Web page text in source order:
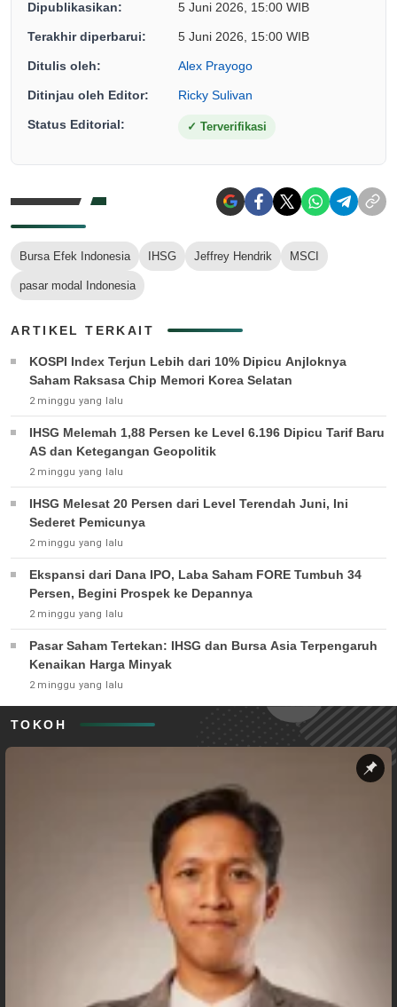
Dipublikasikan: 5 Juni 2026, 15:00 WIB
Terakhir diperbarui: 5 Juni 2026, 15:00 WIB
Ditulis oleh: Alex Prayogo
Ditinjau oleh Editor: Ricky Sulivan
Status Editorial: ✓ Terverifikasi
Bursa Efek Indonesia IHSG Jeffrey Hendrik MSCI
pasar modal Indonesia
ARTIKEL TERKAIT
KOSPI Index Terjun Lebih dari 10% Dipicu Anjloknya
Saham Raksasa Chip Memori Korea Selatan
2 minggu yang lalu
IHSG Melemah 1,88 Persen ke Level 6.196 Dipicu Tarif Baru
AS dan Ketegangan Geopolitik
2 minggu yang lalu
IHSG Melesat 20 Persen dari Level Terendah Juni, Ini
Sederet Pemicunya
2 minggu yang lalu
Ekspansi dari Dana IPO, Laba Saham FORE Tumbuh 34
Persen, Begini Prospek ke Depannya
2 minggu yang lalu
Pasar Saham Tertekan: IHSG dan Bursa Asia Terpengaruh
Kenaikan Harga Minyak
2 minggu yang lalu
TOKOH